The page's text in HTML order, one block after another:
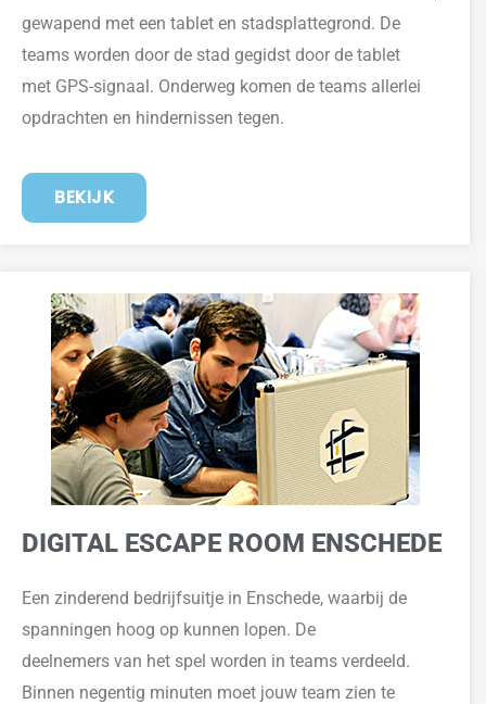
gewapend met een tablet en stadsplattegrond. De
teams worden door de stad gegidst door de tablet
met GPS-signaal. Onderweg komen de teams allerlei
opdrachten en hindernissen tegen.
BEKIJK
DIGITAL ESCAPE ROOM ENSCHEDE
Een zinderend bedrijfsuitje in Enschede, waarbij de
spanningen hoog op kunnen lopen. De
deelnemers van het spel worden in teams verdeeld.
Binnen negentig minuten moet jouw team zien te